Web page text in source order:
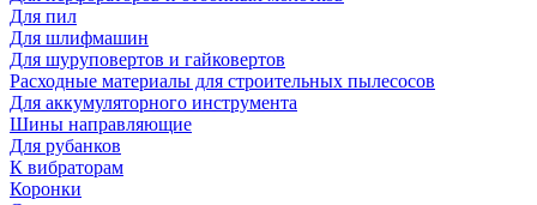
Для пил
Для шлифмашин
Для шуруповертов и гайковертов
Расходные материалы для строительных пылесосов
Для аккумуляторного инструмента
Шины направляющие
Для рубанков
К вибраторам
Коронки